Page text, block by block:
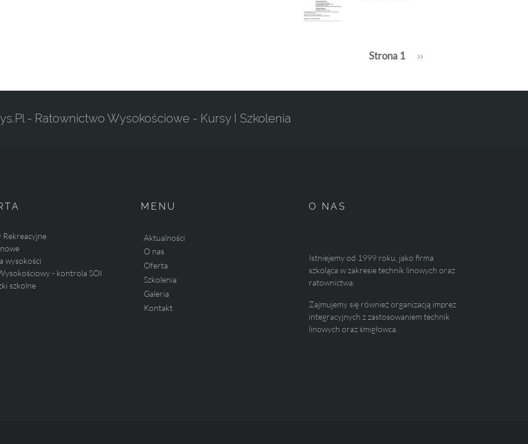
Stronicowanie
Strona 1
Następna
››
- Ratownictwo Wysokościowe - Kursy I Szkolenia
Rekreacyjne
wysokości
- kontrola SOI
szkolne
MENU
Aktualności
O nas
Oferta
Szkolenia
Galeria
Kontakt
O NAS
Istniejemy od 1999 roku, jako firma
szkoląca w zakresie technik linowych oraz
ratownictwa.
Zajmujemy się również organizacją imprez
integracyjnych z zastosowaniem technik
linowych oraz śmigłowca.